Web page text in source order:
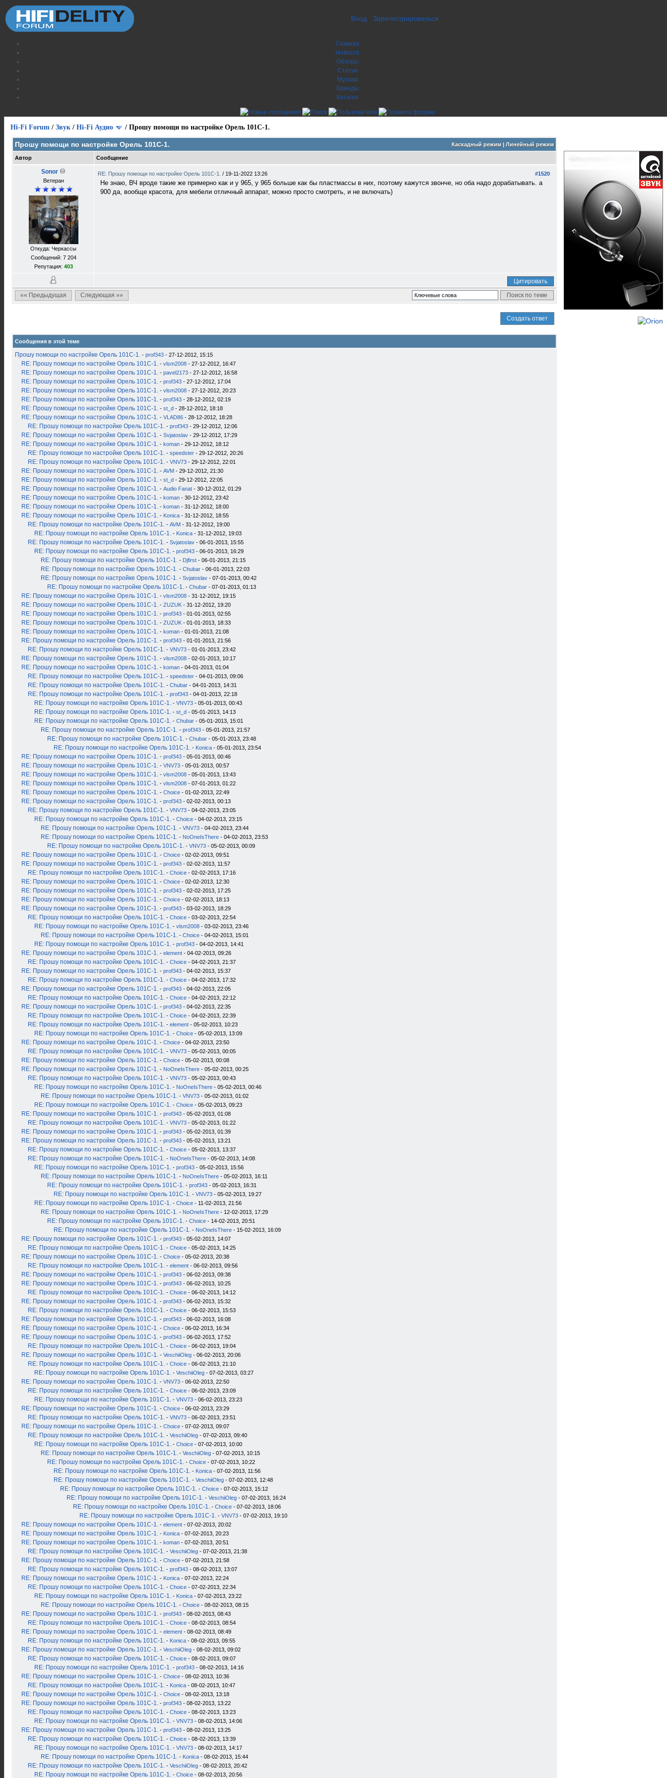
Вход Зарегистрироваться
Главная
Новости
Обзоры
Статьи
Музыка
Бренды
Каталог
Hi-Fi Forum / Звук / Hi-Fi Аудио / Прошу помощи по настройке Орель 101С-1.
Каскадный режим| Линейный режим
Прошу помощи по настройке Орель 101С-1.
Автор Сообщение
Sonor
Ветеран
Откуда: Черкассы
Сообщений: 7 204
Репутация: 403
#1520
RE: Прошу помощи по настройке Орель 101С-1. / 19-11-2022 13:26
Не знаю, ВЧ вроде такие же примерно как и у 965, у 965 больше как бы пластмассы в них, поэтому кажутся звонче, но оба надо дорабатывать. а
900 да, вообще красота, для мебели отличный аппарат, можно просто смотреть, и не включать)
Цитировать
«« Предыдущая
Следующая »»
Создать ответ
Сообщения в этой теме
Прошу помощи по настройке Орель 101С-1. - prof343 - 27-12-2012, 15:15
RE: Прошу помощи по настройке Орель 101С-1. - vlsm2008 - 27-12-2012, 16:47
RE: Прошу помощи по настройке Орель 101С-1. - pavel2173 - 27-12-2012, 16:58
RE: Прошу помощи по настройке Орель 101С-1. - prof343 - 27-12-2012, 17:04
RE: Прошу помощи по настройке Орель 101С-1. - vlsm2008 - 27-12-2012, 20:23
RE: Прошу помощи по настройке Орель 101С-1. - prof343 - 28-12-2012, 02:19
RE: Прошу помощи по настройке Орель 101С-1. - st_d - 28-12-2012, 18:18
RE: Прошу помощи по настройке Орель 101С-1. - VLAD86 - 28-12-2012, 18:28
RE: Прошу помощи по настройке Орель 101С-1. - prof343 - 29-12-2012, 12:06
RE: Прошу помощи по настройке Орель 101С-1. - Svjatoslav - 29-12-2012, 17:29
RE: Прошу помощи по настройке Орель 101С-1. - koman - 29-12-2012, 18:12
RE: Прошу помощи по настройке Орель 101С-1. - speedster - 29-12-2012, 20:26
RE: Прошу помощи по настройке Орель 101С-1. - VNV73 - 29-12-2012, 22:01
RE: Прошу помощи по настройке Орель 101С-1. - AVM - 29-12-2012, 21:30
RE: Прошу помощи по настройке Орель 101С-1. - st_d - 29-12-2012, 22:05
RE: Прошу помощи по настройке Орель 101С-1. - Audio Fanat - 30-12-2012, 01:29
RE: Прошу помощи по настройке Орель 101С-1. - koman - 30-12-2012, 23:42
RE: Прошу помощи по настройке Орель 101С-1. - koman - 31-12-2012, 18:00
RE: Прошу помощи по настройке Орель 101С-1. - Konica - 31-12-2012, 18:55
RE: Прошу помощи по настройке Орель 101С-1. - AVM - 31-12-2012, 19:00
RE: Прошу помощи по настройке Орель 101С-1. - Konica - 31-12-2012, 19:03
RE: Прошу помощи по настройке Орель 101С-1. - Svjatoslav - 06-01-2013, 15:55
RE: Прошу помощи по настройке Орель 101С-1. - prof343 - 06-01-2013, 16:29
RE: Прошу помощи по настройке Орель 101С-1. - Djfirst - 06-01-2013, 21:15
RE: Прошу помощи по настройке Орель 101С-1. - Chubar - 06-01-2013, 22:03
RE: Прошу помощи по настройке Орель 101С-1. - Svjatoslav - 07-01-2013, 00:42
RE: Прошу помощи по настройке Орель 101С-1. - Chubar - 07-01-2013, 01:13
RE: Прошу помощи по настройке Орель 101С-1. - vlsm2008 - 31-12-2012, 19:15
RE: Прошу помощи по настройке Орель 101С-1. - ZUZUK - 31-12-2012, 19:20
RE: Прошу помощи по настройке Орель 101С-1. - prof343 - 01-01-2013, 02:55
RE: Прошу помощи по настройке Орель 101С-1. - ZUZUK - 01-01-2013, 18:33
RE: Прошу помощи по настройке Орель 101С-1. - koman - 01-01-2013, 21:08
RE: Прошу помощи по настройке Орель 101С-1. - prof343 - 01-01-2013, 21:56
RE: Прошу помощи по настройке Орель 101С-1. - VNV73 - 01-01-2013, 23:42
RE: Прошу помощи по настройке Орель 101С-1. - vlsm2008 - 02-01-2013, 10:17
RE: Прошу помощи по настройке Орель 101С-1. - koman - 04-01-2013, 01:04
RE: Прошу помощи по настройке Орель 101С-1. - speedster - 04-01-2013, 09:06
RE: Прошу помощи по настройке Орель 101С-1. - Chubar - 04-01-2013, 14:31
RE: Прошу помощи по настройке Орель 101С-1. - prof343 - 04-01-2013, 22:18
RE: Прошу помощи по настройке Орель 101С-1. - VNV73 - 05-01-2013, 00:43
RE: Прошу помощи по настройке Орель 101С-1. - st_d - 05-01-2013, 14:13
RE: Прошу помощи по настройке Орель 101С-1. - Chubar - 05-01-2013, 15:01
RE: Прошу помощи по настройке Орель 101С-1. - prof343 - 05-01-2013, 21:57
RE: Прошу помощи по настройке Орель 101С-1. - Chubar - 05-01-2013, 23:48
RE: Прошу помощи по настройке Орель 101С-1. - Konica - 05-01-2013, 23:54
RE: Прошу помощи по настройке Орель 101С-1. - prof343 - 05-01-2013, 00:46
RE: Прошу помощи по настройке Орель 101С-1. - VNV73 - 05-01-2013, 00:57
RE: Прошу помощи по настройке Орель 101С-1. - vlsm2008 - 05-01-2013, 13:43
RE: Прошу помощи по настройке Орель 101С-1. - vlsm2008 - 07-01-2013, 01:22
RE: Прошу помощи по настройке Орель 101С-1. - Choice - 01-02-2013, 22:49
RE: Прошу помощи по настройке Орель 101С-1. - prof343 - 02-02-2013, 00:13
RE: Прошу помощи по настройке Орель 101С-1. - VNV73 - 04-02-2013, 23:05
RE: Прошу помощи по настройке Орель 101С-1. - Choice - 04-02-2013, 23:15
RE: Прошу помощи по настройке Орель 101С-1. - VNV73 - 04-02-2013, 23:44
RE: Прошу помощи по настройке Орель 101С-1. - NoOneIsThere - 04-02-2013, 23:53
RE: Прошу помощи по настройке Орель 101С-1. - VNV73 - 05-02-2013, 00:09
RE: Прошу помощи по настройке Орель 101С-1. - Choice - 02-02-2013, 09:51
RE: Прошу помощи по настройке Орель 101С-1. - prof343 - 02-02-2013, 11:57
RE: Прошу помощи по настройке Орель 101С-1. - Choice - 02-02-2013, 17:16
RE: Прошу помощи по настройке Орель 101С-1. - Choice - 02-02-2013, 12:30
RE: Прошу помощи по настройке Орель 101С-1. - prof343 - 02-02-2013, 17:25
RE: Прошу помощи по настройке Орель 101С-1. - Choice - 02-02-2013, 18:13
RE: Прошу помощи по настройке Орель 101С-1. - prof343 - 03-02-2013, 18:29
RE: Прошу помощи по настройке Орель 101С-1. - Choice - 03-02-2013, 22:54
RE: Прошу помощи по настройке Орель 101С-1. - vlsm2008 - 03-02-2013, 23:46
RE: Прошу помощи по настройке Орель 101С-1. - Choice - 04-02-2013, 15:01
RE: Прошу помощи по настройке Орель 101С-1. - prof343 - 04-02-2013, 14:41
RE: Прошу помощи по настройке Орель 101С-1. - element - 04-02-2013, 09:26
RE: Прошу помощи по настройке Орель 101С-1. - Choice - 04-02-2013, 21:37
RE: Прошу помощи по настройке Орель 101С-1. - prof343 - 04-02-2013, 15:37
RE: Прошу помощи по настройке Орель 101С-1. - Choice - 04-02-2013, 17:32
RE: Прошу помощи по настройке Орель 101С-1. - prof343 - 04-02-2013, 22:05
RE: Прошу помощи по настройке Орель 101С-1. - Choice - 04-02-2013, 22:12
RE: Прошу помощи по настройке Орель 101С-1. - prof343 - 04-02-2013, 22:35
RE: Прошу помощи по настройке Орель 101С-1. - Choice - 04-02-2013, 22:39
RE: Прошу помощи по настройке Орель 101С-1. - element - 05-02-2013, 10:23
RE: Прошу помощи по настройке Орель 101С-1. - Choice - 05-02-2013, 13:09
RE: Прошу помощи по настройке Орель 101С-1. - Choice - 04-02-2013, 23:50
RE: Прошу помощи по настройке Орель 101С-1. - VNV73 - 05-02-2013, 00:05
RE: Прошу помощи по настройке Орель 101С-1. - Choice - 05-02-2013, 00:08
RE: Прошу помощи по настройке Орель 101С-1. - NoOneIsThere - 05-02-2013, 00:25
RE: Прошу помощи по настройке Орель 101С-1. - VNV73 - 05-02-2013, 00:43
RE: Прошу помощи по настройке Орель 101С-1. - NoOneIsThere - 05-02-2013, 00:46
RE: Прошу помощи по настройке Орель 101С-1. - VNV73 - 05-02-2013, 01:02
RE: Прошу помощи по настройке Орель 101С-1. - Choice - 05-02-2013, 09:23
RE: Прошу помощи по настройке Орель 101С-1. - prof343 - 05-02-2013, 01:08
RE: Прошу помощи по настройке Орель 101С-1. - VNV73 - 05-02-2013, 01:22
RE: Прошу помощи по настройке Орель 101С-1. - prof343 - 05-02-2013, 01:39
RE: Прошу помощи по настройке Орель 101С-1. - prof343 - 05-02-2013, 13:21
RE: Прошу помощи по настройке Орель 101С-1. - Choice - 05-02-2013, 13:37
RE: Прошу помощи по настройке Орель 101С-1. - NoOneIsThere - 05-02-2013, 14:08
RE: Прошу помощи по настройке Орель 101С-1. - prof343 - 05-02-2013, 15:56
RE: Прошу помощи по настройке Орель 101С-1. - NoOneIsThere - 05-02-2013, 16:11
RE: Прошу помощи по настройке Орель 101С-1. - prof343 - 05-02-2013, 16:31
RE: Прошу помощи по настройке Орель 101С-1. - VNV73 - 05-02-2013, 19:27
RE: Прошу помощи по настройке Орель 101С-1. - Choice - 11-02-2013, 21:56
RE: Прошу помощи по настройке Орель 101С-1. - NoOneIsThere - 12-02-2013, 17:29
RE: Прошу помощи по настройке Орель 101С-1. - Choice - 14-02-2013, 20:51
RE: Прошу помощи по настройке Орель 101С-1. - NoOneIsThere - 15-02-2013, 16:09
RE: Прошу помощи по настройке Орель 101С-1. - prof343 - 05-02-2013, 14:07
RE: Прошу помощи по настройке Орель 101С-1. - Choice - 05-02-2013, 14:25
RE: Прошу помощи по настройке Орель 101С-1. - Choice - 05-02-2013, 20:38
RE: Прошу помощи по настройке Орель 101С-1. - element - 06-02-2013, 09:56
RE: Прошу помощи по настройке Орель 101С-1. - prof343 - 06-02-2013, 09:38
RE: Прошу помощи по настройке Орель 101С-1. - prof343 - 06-02-2013, 10:25
RE: Прошу помощи по настройке Орель 101С-1. - Choice - 06-02-2013, 14:12
RE: Прошу помощи по настройке Орель 101С-1. - prof343 - 06-02-2013, 15:32
RE: Прошу помощи по настройке Орель 101С-1. - Choice - 06-02-2013, 15:53
RE: Прошу помощи по настройке Орель 101С-1. - prof343 - 06-02-2013, 16:08
RE: Прошу помощи по настройке Орель 101С-1. - Choice - 06-02-2013, 16:34
RE: Прошу помощи по настройке Орель 101С-1. - prof343 - 06-02-2013, 17:52
RE: Прошу помощи по настройке Орель 101С-1. - Choice - 06-02-2013, 19:04
RE: Прошу помощи по настройке Орель 101С-1. - VeschiiOleg - 06-02-2013, 20:06
RE: Прошу помощи по настройке Орель 101С-1. - Choice - 06-02-2013, 21:10
RE: Прошу помощи по настройке Орель 101С-1. - VeschiiOleg - 07-02-2013, 03:27
RE: Прошу помощи по настройке Орель 101С-1. - VNV73 - 06-02-2013, 22:50
RE: Прошу помощи по настройке Орель 101С-1. - Choice - 06-02-2013, 23:09
RE: Прошу помощи по настройке Орель 101С-1. - VNV73 - 06-02-2013, 23:23
RE: Прошу помощи по настройке Орель 101С-1. - Choice - 06-02-2013, 23:29
RE: Прошу помощи по настройке Орель 101С-1. - VNV73 - 06-02-2013, 23:51
RE: Прошу помощи по настройке Орель 101С-1. - Choice - 07-02-2013, 09:07
RE: Прошу помощи по настройке Орель 101С-1. - VeschiiOleg - 07-02-2013, 09:40
RE: Прошу помощи по настройке Орель 101С-1. - Choice - 07-02-2013, 10:00
RE: Прошу помощи по настройке Орель 101С-1. - VeschiiOleg - 07-02-2013, 10:15
RE: Прошу помощи по настройке Орель 101С-1. - Choice - 07-02-2013, 10:22
RE: Прошу помощи по настройке Орель 101С-1. - Konica - 07-02-2013, 11:56
RE: Прошу помощи по настройке Орель 101С-1. - VeschiiOleg - 07-02-2013, 12:48
RE: Прошу помощи по настройке Орель 101С-1. - Choice - 07-02-2013, 15:12
RE: Прошу помощи по настройке Орель 101С-1. - VeschiiOleg - 07-02-2013, 16:24
RE: Прошу помощи по настройке Орель 101С-1. - Choice - 07-02-2013, 18:06
RE: Прошу помощи по настройке Орель 101С-1. - VNV73 - 07-02-2013, 19:10
RE: Прошу помощи по настройке Орель 101С-1. - element - 07-02-2013, 20:02
RE: Прошу помощи по настройке Орель 101С-1. - Konica - 07-02-2013, 20:23
RE: Прошу помощи по настройке Орель 101С-1. - koman - 07-02-2013, 20:51
RE: Прошу помощи по настройке Орель 101С-1. - VeschiiOleg - 07-02-2013, 21:38
RE: Прошу помощи по настройке Орель 101С-1. - Choice - 07-02-2013, 21:58
RE: Прошу помощи по настройке Орель 101С-1. - prof343 - 08-02-2013, 13:07
RE: Прошу помощи по настройке Орель 101С-1. - Konica - 07-02-2013, 22:24
RE: Прошу помощи по настройке Орель 101С-1. - Choice - 07-02-2013, 22:34
RE: Прошу помощи по настройке Орель 101С-1. - Konica - 07-02-2013, 23:22
RE: Прошу помощи по настройке Орель 101С-1. - Choice - 08-02-2013, 08:15
RE: Прошу помощи по настройке Орель 101С-1. - prof343 - 08-02-2013, 08:43
RE: Прошу помощи по настройке Орель 101С-1. - Choice - 08-02-2013, 08:54
RE: Прошу помощи по настройке Орель 101С-1. - element - 08-02-2013, 08:49
RE: Прошу помощи по настройке Орель 101С-1. - Konica - 08-02-2013, 09:55
RE: Прошу помощи по настройке Орель 101С-1. - VeschiiOleg - 08-02-2013, 09:02
RE: Прошу помощи по настройке Орель 101С-1. - Choice - 08-02-2013, 09:07
RE: Прошу помощи по настройке Орель 101С-1. - prof343 - 08-02-2013, 14:16
RE: Прошу помощи по настройке Орель 101С-1. - Choice - 08-02-2013, 10:36
RE: Прошу помощи по настройке Орель 101С-1. - Konica - 08-02-2013, 10:47
RE: Прошу помощи по настройке Орель 101С-1. - Choice - 08-02-2013, 13:18
RE: Прошу помощи по настройке Орель 101С-1. - prof343 - 08-02-2013, 13:22
RE: Прошу помощи по настройке Орель 101С-1. - Choice - 08-02-2013, 13:23
RE: Прошу помощи по настройке Орель 101С-1. - VNV73 - 08-02-2013, 14:06
RE: Прошу помощи по настройке Орель 101С-1. - prof343 - 08-02-2013, 13:25
RE: Прошу помощи по настройке Орель 101С-1. - Choice - 08-02-2013, 13:39
RE: Прошу помощи по настройке Орель 101С-1. - VNV73 - 08-02-2013, 14:17
RE: Прошу помощи по настройке Орель 101С-1. - Konica - 08-02-2013, 15:44
RE: Прошу помощи по настройке Орель 101С-1. - VeschiiOleg - 08-02-2013, 20:42
RE: Прошу помощи по настройке Орель 101С-1. - Choice - 08-02-2013, 20:56